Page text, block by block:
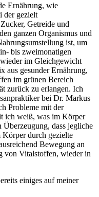
Ernährung, wie
der gezielt
Getreide und
ganzen Organismus und
ist, um
bis zweimonatigen
im Gleichgewicht
aus gesunder Ernährung,
im grünen Bereich
zurück zu erlangen. Ich
bei Dr. Markus
Probleme mit der
ich weiß, was im Körper
dass jegliche
Körper durch gezielte
Bewegung an
von Vitalstoffen, wieder in
einiges auf meiner